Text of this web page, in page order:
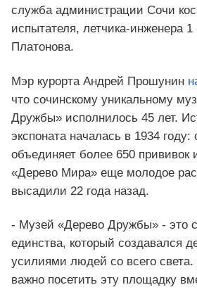
служба администрации Сочи
испытателя, летчика-инженера 1
Платонова.
Мэр курорта Андрей Прошунин
что сочинскому уникальному
Дружбы» исполнилось 45 лет.
экспоната началась в 1934 году:
объединяет более 650 прививок
«Дерево Мира» еще молодое
высадили 22 года назад.
- Музей «Дерево Дружбы» - это
единства, который создавался
усилиями людей со всего
важно посетить эту площадку